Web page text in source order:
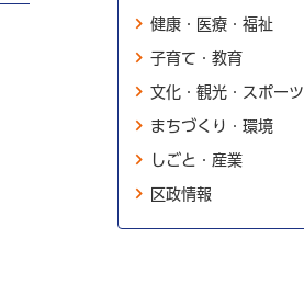
健康・医療・福祉
子育て・教育
文化・観光・スポーツ
まちづくり・環境
しごと・産業
区政情報